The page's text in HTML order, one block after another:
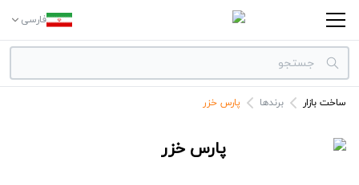
فارسی
دسته بندی‌ها
ساخت بازار برندها پارس خزر
پارس خزر